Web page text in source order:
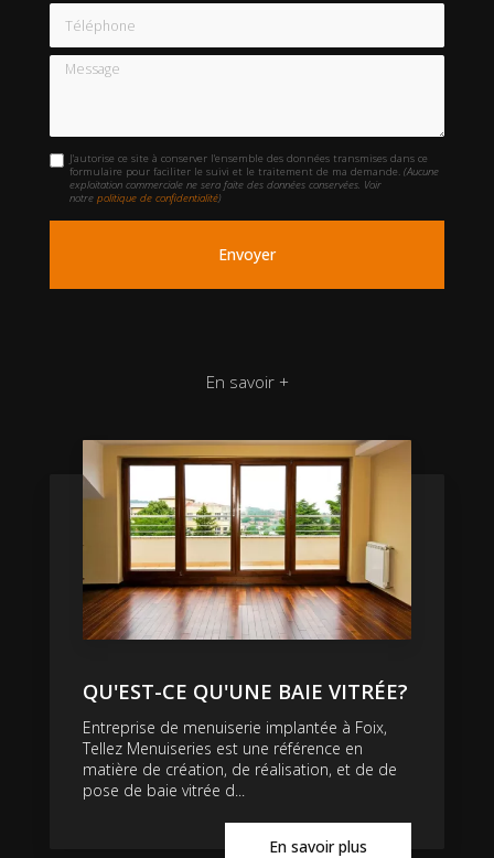
Téléphone
Message
J'autorise ce site à conserver l'ensemble des données transmises dans ce
formulaire pour faciliter le suivi et le traitement de ma demande.(Aucune
exploitation commerciale ne sera faite des données conservées. Voir
notrepolitique de confidentialité)
En savoir +
QU'EST-CE QU'UNE BAIE VITRÉE?
Entreprise de menuiserie implantée à Foix,
Tellez Menuiseries est une référence en
matière de création, de réalisation, et de de
pose de baie vitrée d...
En savoir plus